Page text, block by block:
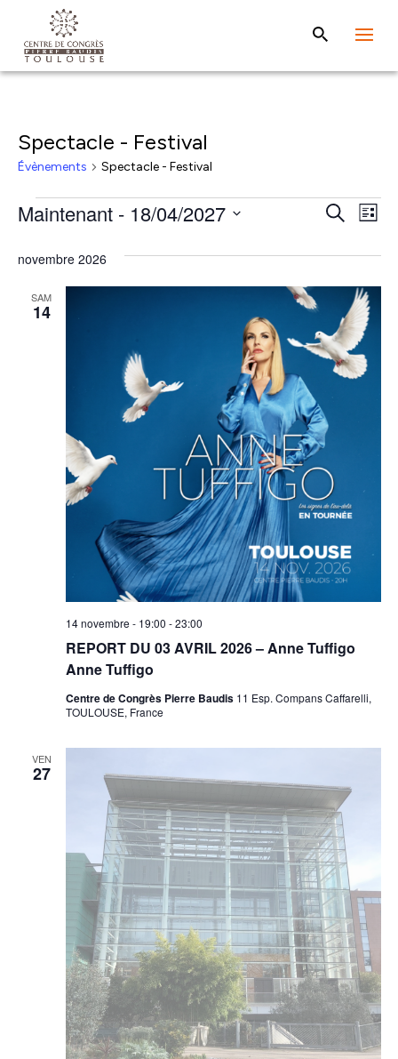
Spectacle - Festival
Évènements Spectacle - Festival
Évènements
de
vues
Recherche
Liste
Maintenant - 18/04/2027
une
date.
novembre 2026
SAM
14
REPORT DU 03 AVRIL 2026 – Anne Tuffigo
Anne Tuffigo
14 novembre - 19:00 -23:00
Centre de Congrès Pierre Baudis 11 Esp. Compans Caffarelli,
TOULOUSE, France
VEN
27